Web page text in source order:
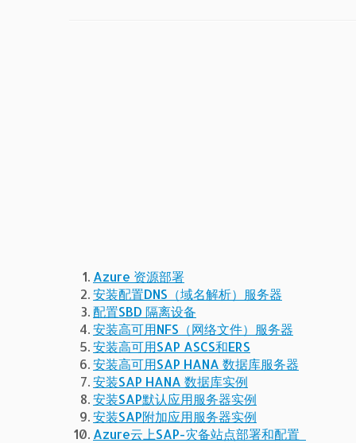
Azure 资源部署
安装配置DNS（域名解析）服务器
配置SBD 隔离设备
安装高可用NFS（网络文件）服务器
安装高可用SAP ASCS和ERS
安装高可用SAP HANA 数据库服务器
安装SAP HANA 数据库实例
安装SAP默认应用服务器实例
安装SAP附加应用服务器实例
Azure云上SAP-灾备站点部署和配置